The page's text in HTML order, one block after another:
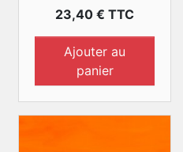
Prix
23,40 € TTC
Ajouter au
panier